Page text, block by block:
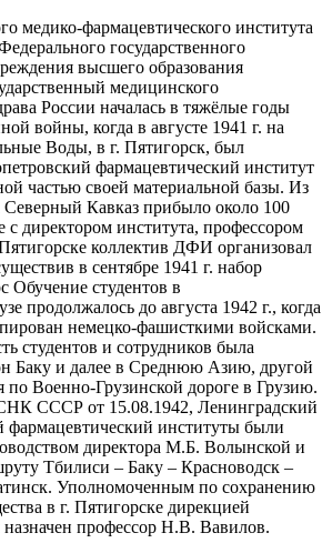
медико-фармацевтического института
государственного
высшего образования
медицинского
России началась в тяжёлые годы
войны, когда в августе 1941 г. на
Воды, в г. Пятигорск, был
фармацевтический институт
частью своей материальной базы. Из
Северный Кавказ прибыло около 100
с директором института, профессором
коллектив ДФИ организовал
в сентябре 1941 г. набор
Обучение студентов в
продолжалось до августа 1942 г., когда
немецко-фашисткими войсками.
студентов и сотрудников была
Баку и далее в Среднюю Азию, другой
по Военно-Грузинской дороге в Грузию.
СССР от 15.08.1942, Ленинградский
фармацевтический институты были
директора М.Б. Волынской и
Тбилиси – Баку – Красноводск –
Уполномоченным по сохранению
в г. Пятигорске дирекцией
профессор Н.В. Вавилов.